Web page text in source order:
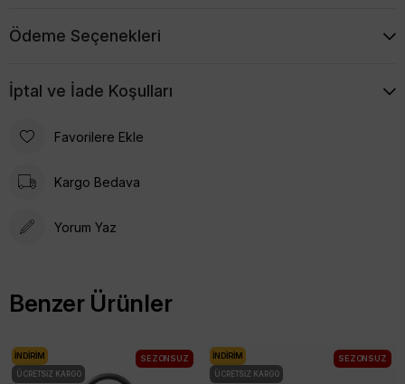
Ödeme Seçenekleri
İptal ve İade Koşulları
Favorilere Ekle
Kargo Bedava
Yorum Yaz
Benzer Ürünler
İNDIRIM
ÜCRETSIZ KARGO
SEZONSUZ İNDIRIM
ÜCRETSIZ KARGO
SEZONSUZ